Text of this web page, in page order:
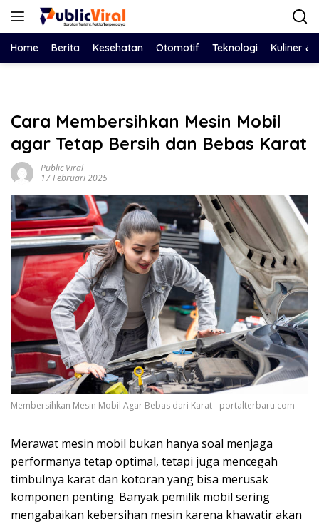
Langsung
Home Berita Kesehatan Otomotif Teknologi Kuliner &
Cara Membersihkan Mesin Mobil
agar Tetap Bersih dan Bebas Karat
Public Viral
17 Februari 2025
Membersihkan Mesin Mobil Agar Bebas dari Karat - portalterbaru.com
Merawat mesin mobil bukan hanya soal menjaga
performanya tetap optimal, tetapi juga mencegah
timbulnya karat dan kotoran yang bisa merusak
komponen penting. Banyak pemilik mobil sering
mengabaikan kebersihan mesin karena khawatir akan